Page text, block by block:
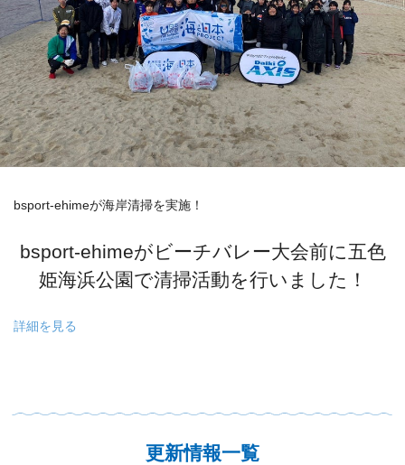
bsport-ehimeが海岸清掃を実施！
bsport-ehimeがビーチバレー大会前に五色
姫海浜公園で清掃活動を行いました！
詳細を見る
更新情報一覧